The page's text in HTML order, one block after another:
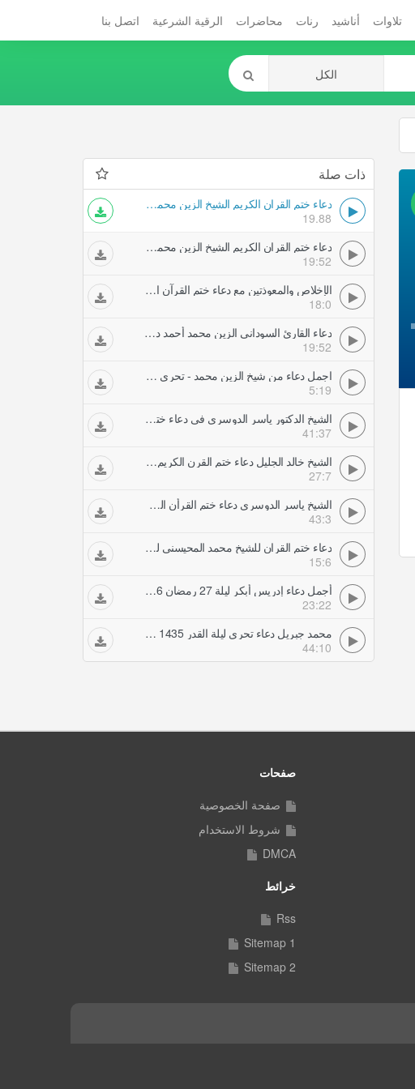
تلاوات أناشيد رنات محاضرات الرقية الشرعية اتصل بنا
ذات صلة
دعاء ختم القران الكريم الشيخ الزين محمد أحمد - تحري ليلة القدر
19.88
دعاء ختم القران الكريم الشيخ الزين محمد أحمد - تحري ليلة القدر
19:52
الإخلاص والمعوذتين مع دعاء ختم القرآن الشيخ الزين محمد أحمد - تحري ليلة القدر
18:0
دعاء القارئ السوداني الزين محمد أحمد دعاء الختم القران - تحري ليلة القدر
19:52
اجمل دعاء من شيخ الزين محمد - تحري ليلة القدر
5:19
الشيخ الدكتور ياسر الدوسري في دعاء ختم القران ليلة رمضان جودة عالية
41:37
الشيخ خالد الجليل دعاء ختم القرن الكريم ليلة رمضان ه
27:7
الشيخ ياسر الدوسري دعاء ختم القرأن الكريم ليلة رمضان ه
43:3
دعاء ختم القران للشيخ محمد المحيسني ليلة رمضان
15:6
أجمل دعاء إدريس أبكر ليلة 27 رمضان 1436 من جامع الشيخ زايد أبوظبي - تحري ليلة القدر
23:22
محمد جبريل دعاء تحري ليلة القدر 1435 - تحري ليلة القدر
44:10
صفحات
صفحة الخصوصية
شروط الاستخدام
DMCA
خرائط
Rss
Sitemap 1
Sitemap 2